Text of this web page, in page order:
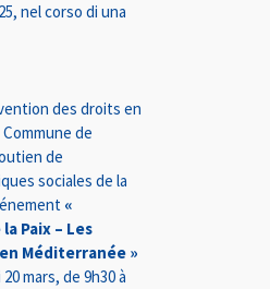
nel corso di una
des droits en
de
de
sociales de la
«
Paix – Les
Méditerranée »
mars, de 9h30 à